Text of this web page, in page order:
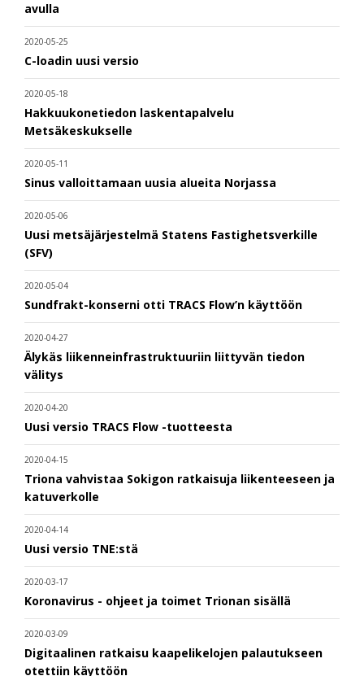
avulla
2020-05-25
C-loadin uusi versio
2020-05-18
Hakkuukonetiedon laskentapalvelu
Metsäkeskukselle
2020-05-11
Sinus valloittamaan uusia alueita Norjassa
2020-05-06
Uusi metsäjärjestelmä Statens Fastighetsverkille
(SFV)
2020-05-04
Sundfrakt-konserni otti TRACS Flow’n käyttöön
2020-04-27
Älykäs liikenneinfrastruktuuriin liittyvän tiedon
välitys
2020-04-20
Uusi versio TRACS Flow -tuotteesta
2020-04-15
Triona vahvistaa Sokigon ratkaisuja liikenteeseen ja
katuverkolle
2020-04-14
Uusi versio TNE:stä
2020-03-17
Koronavirus - ohjeet ja toimet Trionan sisällä
2020-03-09
Digitaalinen ratkaisu kaapelikelojen palautukseen
otettiin käyttöön